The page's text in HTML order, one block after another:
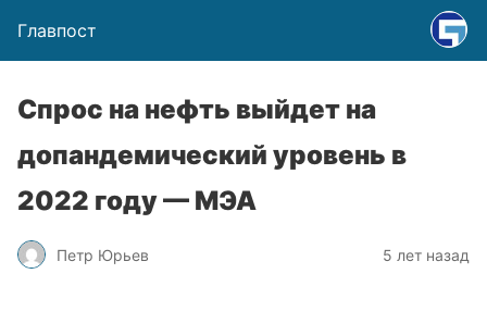
Главпост
Спрос на нефть выйдет на
допандемический уровень в
2022 году — МЭА
Петр Юрьев 5 лет назад